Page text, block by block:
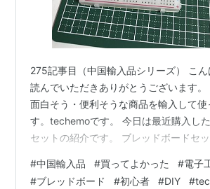
275記事目（中国輸入品シリーズ） こ
読んでいただきありがとうございます。
面白そう・便利そうな商品を輸入して使
す。techemoです。 今日は最近購入し
セットの紹介です。 ブレッドボードセ
ス、メスメスが４０本ずつ ・コンパクト
#中国輸入品 #買ってよかった #電子
#ブレッドボード #初心者 #DIY #